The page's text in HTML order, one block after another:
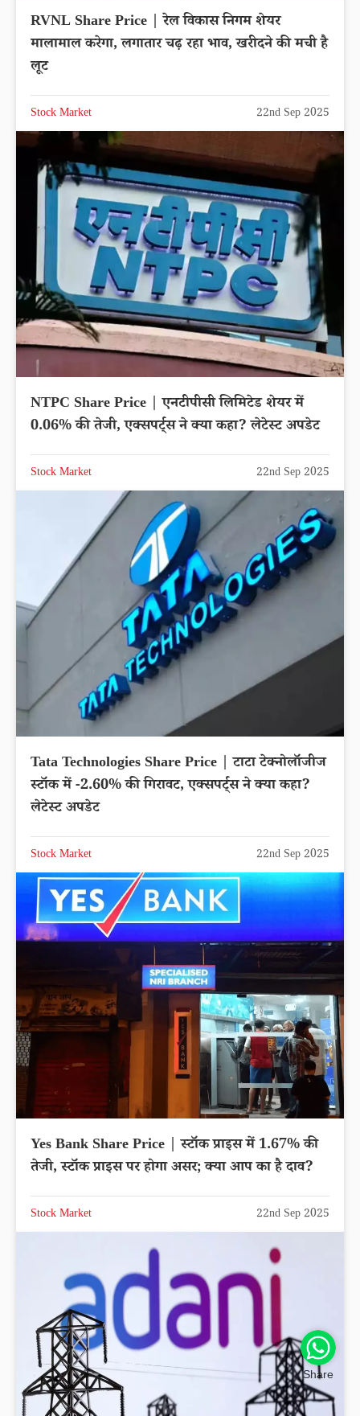
RVNL Share Price | रेल विकास निगम शेयर
मालामाल करेगा, लगातार चढ़ रहा भाव, खरीदने की मची है
लूट
Stock Market 22nd Sep 2025
NTPC Share Price | एनटीपीसी लिमिटेड शेयर में
0.06% की तेजी, एक्सपर्ट्स ने क्या कहा? लेटेस्ट अपडेट
Stock Market 22nd Sep 2025
Tata Technologies Share Price | टाटा टेक्नोलॉजीज
स्टॉक में -2.60% की गिरावट, एक्सपर्ट्स ने क्या कहा?
लेटेस्ट अपडेट
Stock Market 22nd Sep 2025
Yes Bank Share Price | स्टॉक प्राइस में 1.67% की
तेजी, स्टॉक प्राइस पर होगा असर; क्या आप का है दाव?
Stock Market 22nd Sep 2025
Share